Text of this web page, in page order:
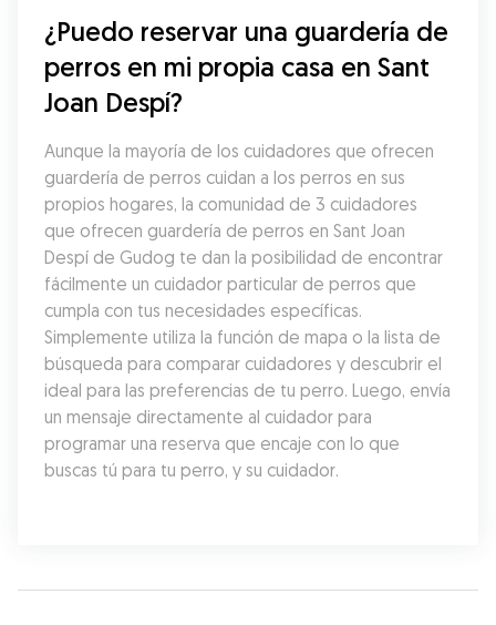
¿Puedo reservar una guardería de
perros en mi propia casa en Sant
Joan Despí?
Aunque la mayoría de los cuidadores que ofrecen
guardería de perros cuidan a los perros en sus
propios hogares, la comunidad de 3 cuidadores
que ofrecen guardería de perros en Sant Joan
Despí de Gudog te dan la posibilidad de encontrar
fácilmente un cuidador particular de perros que
cumpla con tus necesidades específicas.
Simplemente utiliza la función de mapa o la lista de
búsqueda para comparar cuidadores y descubrir el
ideal para las preferencias de tu perro. Luego, envía
un mensaje directamente al cuidador para
programar una reserva que encaje con lo que
buscas tú para tu perro, y su cuidador.